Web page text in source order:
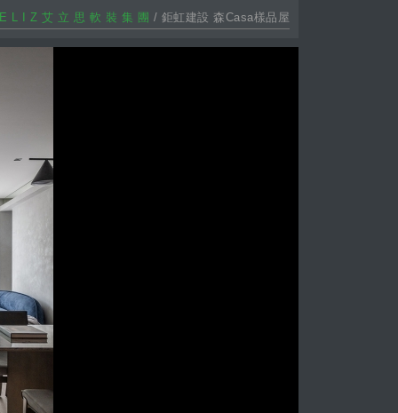
L I Z 艾 立 思 軟 裝 集 團 / 鉅虹建設 森Casa樣品屋